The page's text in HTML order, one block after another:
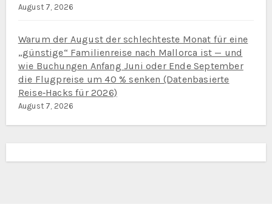
August 7, 2026
Warum der August der schlechteste Monat für eine
„günstige“ Familienreise nach Mallorca ist — und
wie Buchungen Anfang Juni oder Ende September
die Flugpreise um 40 % senken (Datenbasierte
Reise‑Hacks für 2026)
August 7, 2026